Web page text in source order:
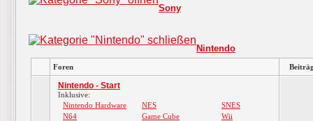
Sony
Nintendo
Foren
Nintendo - Start
Inklusive:
Nintendo Hardware
NES
SNES
N64
Game Cube
Wii